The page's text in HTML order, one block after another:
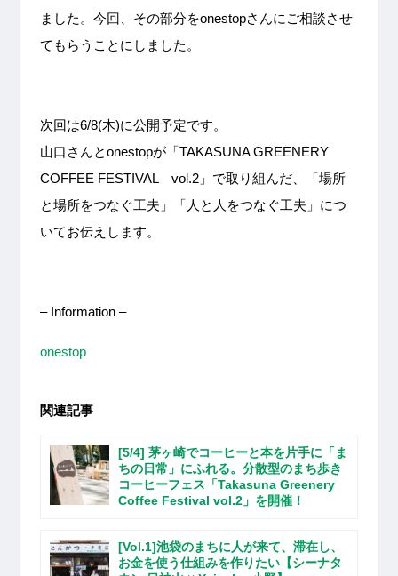
ました。今回、その部分をonestopさんにご相談させ
てもらうことにしました。
次回は6/8(木)に公開予定です。
山口さんとonestopが「TAKASUNA GREENERY
COFFEE FESTIVAL vol.2」で取り組んだ、「場所
と場所をつなぐ工夫」「人と人をつなぐ工夫」につ
いてお伝えします。
– Information –
onestop
関連記事
[5/4] 茅ヶ崎でコーヒーと本を片手に「ま
ちの日常」にふれる。分散型のまち歩き
コーヒーフェス「Takasuna Greenery
Coffee Festival vol.2」を開催！
[Vol.1]池袋のまちに人が来て、滞在し、
お金を使う仕組みを作りたい【シーナタ